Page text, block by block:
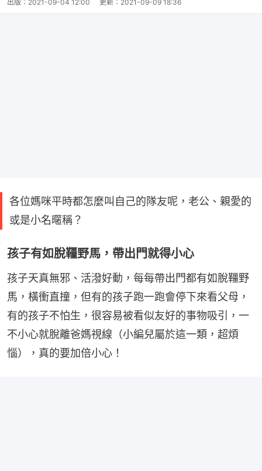
出版： 2021-09-04 12:00 更新： 2021-09-09 18:36
各位媽咪平時都怎麼叫自己的隊友呢，老公、親愛的
或是小名暱稱？
孩子有如脫韁野馬，帶出門就得小心
孩子天真無邪、活潑好動，每每帶出門都有如脫韁野
馬，橫衝直撞，但有的孩子跑一跑會停下來看父母，
有的孩子不怕生，很容易被看似友好的事物吸引，一
不小心就脫離爸媽視線（小編兒屬於這一類，超煩
惱），真的要加倍小心！